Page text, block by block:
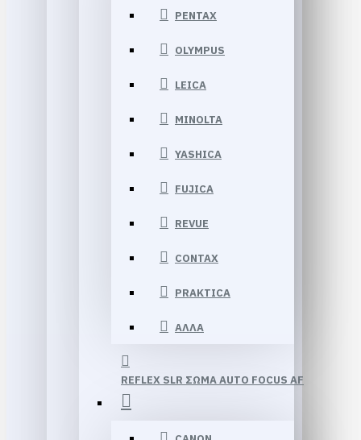
PENTAX
OLYMPUS
LEICA
MINOLTA
YASHICA
FUJICA
REVUE
CONTAX
PRAKTICA
ΑΛΛΑ
REFLEX SLR ΣΩΜΑ AUTO FOCUS AF